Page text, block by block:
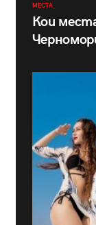
МЕСТА
Кои